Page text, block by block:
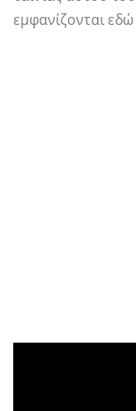
εμφανίζονται